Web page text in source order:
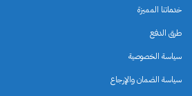
خدماتنا المميزة
طرق الدفع
سياسة الخصوصية
سياسة الضمان والإرجاع